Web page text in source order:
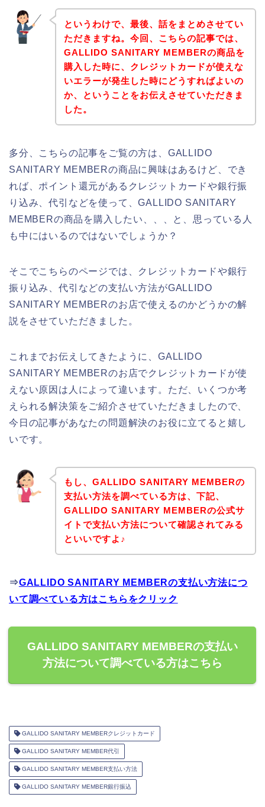
というわけで、最後、話をまとめさせてい
ただきますね。今回、こちらの記事では、
GALLIDO SANITARY MEMBERの商品を
購入した時に、クレジットカードが使えな
いエラーが発生した時にどうすればよいの
か、ということをお伝えさせていただきま
した。
多分、こちらの記事をご覧の方は、GALLIDO
SANITARY MEMBERの商品に興味はあるけど、でき
れば、ポイント還元があるクレジットカードや銀行振
り込み、代引などを使って、GALLIDO SANITARY
MEMBERの商品を購入したい、、、と、思っている人
も中にはいるのではないでしょうか？
そこでこちらのページでは、クレジットカードや銀行
振り込み、代引などの支払い方法がGALLIDO
SANITARY MEMBERのお店で使えるのかどうかの解
説をさせていただきました。
これまでお伝えしてきたように、GALLIDO
SANITARY MEMBERのお店でクレジットカードが使
えない原因は人によって違います。ただ、いくつか考
えられる解決策をご紹介させていただきましたので、
今日の記事があなたの問題解決のお役に立てると嬉し
いです。
もし、GALLIDO SANITARY MEMBERの
支払い方法を調べている方は、下記、
GALLIDO SANITARY MEMBERの公式サ
イトで支払い方法について確認されてみる
といいですよ♪
⇒GALLIDO SANITARY MEMBERの支払い方法につ
いて調べている方はこちらをクリック
GALLIDO SANITARY MEMBERの支払い
方法について調べている方はこちら
GALLIDO SANITARY MEMBERクレジットカード
GALLIDO SANITARY MEMBER代引
GALLIDO SANITARY MEMBER支払い方法
GALLIDO SANITARY MEMBER銀行振込